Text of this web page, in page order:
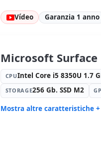
Vídeo Garanzia 1 anno
Microsoft Surface
CPUIntel Core i5 8350U 1.7
STORAGE256 Gb. SSD M2
Mostra altre caratteristiche +